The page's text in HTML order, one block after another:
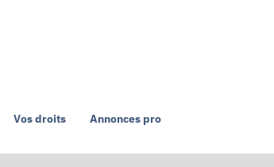
Vos droits Annonces pro